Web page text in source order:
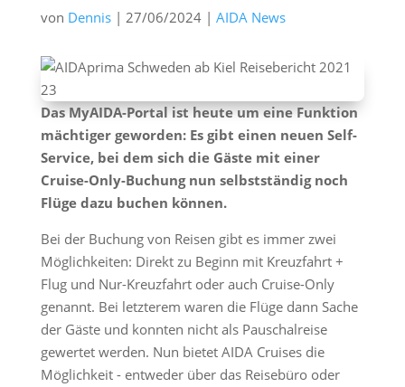
von Dennis| 27/06/2024| AIDA News
Das MyAIDA-Portal ist heute um eine Funktion
mächtiger geworden: Es gibt einen neuen Self-
Service, bei dem sich die Gäste mit einer
Cruise-Only-Buchung nun selbstständig noch
Flüge dazu buchen können.
Bei der Buchung von Reisen gibt es immer zwei
Möglichkeiten: Direkt zu Beginn mit Kreuzfahrt +
Flug und Nur-Kreuzfahrt oder auch Cruise-Only
genannt. Bei letzterem waren die Flüge dann Sache
der Gäste und konnten nicht als Pauschalreise
gewertet werden. Nun bietet AIDA Cruises die
Möglichkeit - entweder über das Reisebüro oder